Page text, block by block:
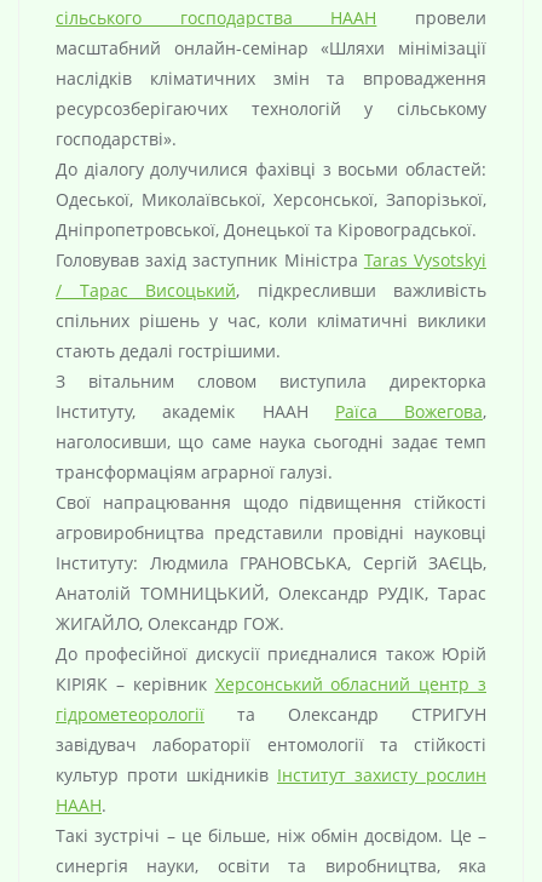
сільського господарства НААН провели
масштабний онлайн-семінар «Шляхи мінімізації
наслідків кліматичних змін та впровадження
ресурсозберігаючих технологій у сільському
господарстві».
До діалогу долучилися фахівці з восьми областей:
Одеської, Миколаївської, Херсонської, Запорізької,
Дніпропетровської, Донецької та Кіровоградської.
Головував захід заступник Міністра Taras Vysotskyi
/ Тарас Висоцький, підкресливши важливість
спільних рішень у час, коли кліматичні виклики
стають дедалі гострішими.
З вітальним словом виступила директорка
Інституту, академік НААН Раїса Вожегова,
наголосивши, що саме наука сьогодні задає темп
трансформаціям аграрної галузі.
Свої напрацювання щодо підвищення стійкості
агровиробництва представили провідні науковці
Інституту: Людмила ГРАНОВСЬКА, Сергій ЗАЄЦЬ,
Анатолій ТОМНИЦЬКИЙ, Олександр РУДІК, Тарас
ЖИГАЙЛО, Олександр ГОЖ.
До професійної дискусії приєдналися також Юрій
КІРІЯК – керівник Херсонський обласний центр з
гідрометеорології та Олександр СТРИГУН
завідувач лабораторії ентомології та стійкості
культур проти шкідників Інститут захисту рослин
НААН.
Такі зустрічі – це більше, ніж обмін досвідом. Це –
синергія науки, освіти та виробництва, яка